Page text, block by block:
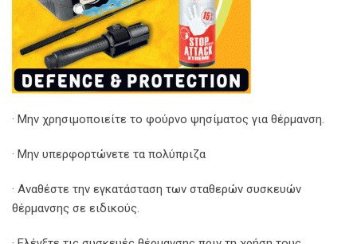
· Μην χρησιμοποιείτε το φούρνο ψησίματος για θέρμανση.
· Μην υπερφορτώνετε τα πολύπριζα
· Αναθέστε την εγκατάσταση των σταθερών συσκευών
θέρμανσης σε ειδικούς.